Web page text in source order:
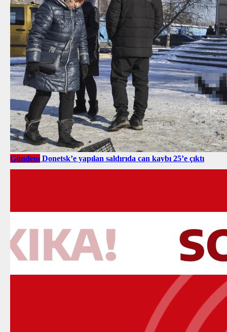
Gündem Donetsk’e yapılan saldırıda can kaybı 25’e çıktı